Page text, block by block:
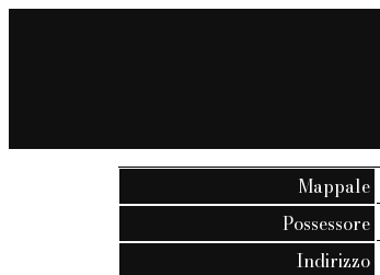
Mappale
Possessore
Indirizzo